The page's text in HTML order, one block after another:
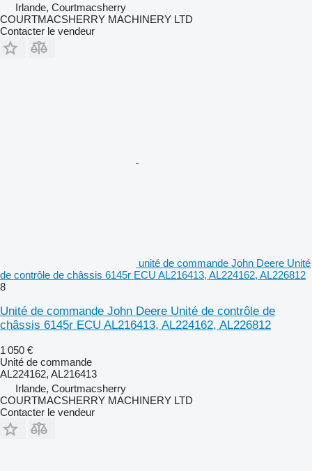
Irlande, Courtmacsherry
COURTMACSHERRY MACHINERY LTD
Contacter le vendeur
unité de commande John Deere Unité
de contrôle de châssis 6145r ECU AL216413, AL224162, AL226812
8
Unité de commande John Deere Unité de contrôle de
châssis 6145r ECU AL216413, AL224162, AL226812
1 050 €
Unité de commande
AL224162, AL216413
Irlande, Courtmacsherry
COURTMACSHERRY MACHINERY LTD
Contacter le vendeur